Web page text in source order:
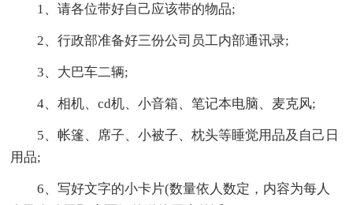
1、请各位带好自己应该带的物品;
2、行政部准备好三份公司员工内部通讯录;
3、大巴车二辆;
4、相机、cd机、小音箱、笔记本电脑、麦克风;
5、帐篷、席子、小被子、枕头等睡觉用品及自己日
用品;
6、写好文字的小卡片(数量依人数定，内容为每人